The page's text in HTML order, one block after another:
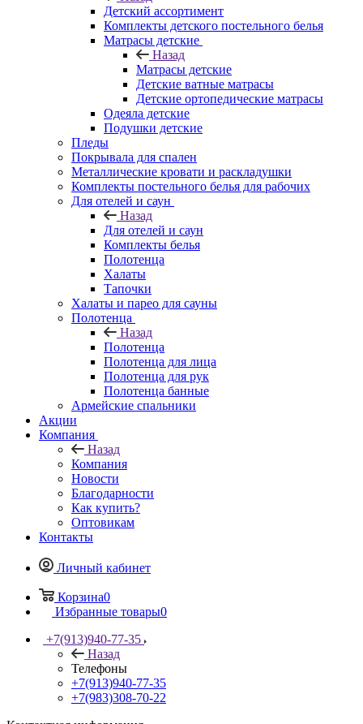
Детский ассортимент
Комплекты детского постельного белья
Матрасы детские
Назад
Матрасы детские
Детские ватные матрасы
Детские ортопедические матрасы
Одеяла детские
Подушки детские
Пледы
Покрывала для спален
Металлические кровати и раскладушки
Комплекты постельного белья для рабочих
Для отелей и саун
Назад
Для отелей и саун
Комплекты белья
Полотенца
Халаты
Тапочки
Халаты и парео для сауны
Полотенца
Назад
Полотенца
Полотенца для лица
Полотенца для рук
Полотенца банные
Армейские спальники
Акции
Компания
Назад
Компания
Новости
Благодарности
Как купить?
Оптовикам
Контакты
Личный кабинет
Корзина0
Избранные товары0
+7(913)940-77-35
Назад
Телефоны
+7(913)940-77-35
+7(983)308-70-22